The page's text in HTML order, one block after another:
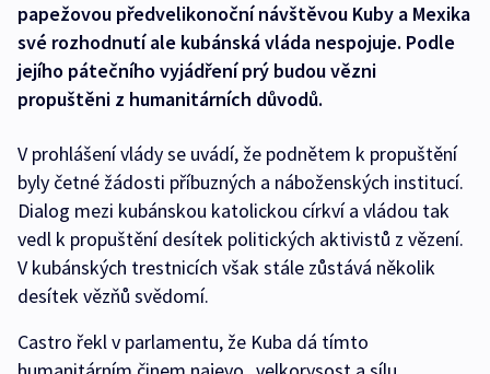
papežovou předvelikonoční návštěvou Kuby a Mexika
své rozhodnutí ale kubánská vláda nespojuje. Podle
jejího pátečního vyjádření prý budou vězni
propuštěni z humanitárních důvodů.
V prohlášení vlády se uvádí, že podnětem k propuštění
byly četné žádosti příbuzných a náboženských institucí.
Dialog mezi kubánskou katolickou církví a vládou tak
vedl k propuštění desítek politických aktivistů z vězení.
V kubánských trestnicích však stále zůstává několik
desítek vězňů svědomí.
Castro řekl v parlamentu, že Kuba dá tímto